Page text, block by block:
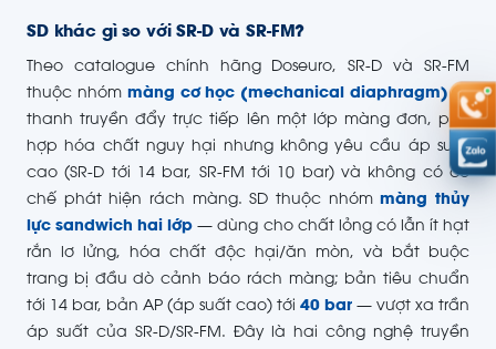
SD khác gì so với SR-D và SR-FM?
Theo catalogue chính hãng Doseuro, SR-D và SR-FM
thuộc nhóm màng cơ học (mechanical diaphragm)—
thanh truyền đẩy trực tiếp lên một lớp màng đơn, phù
hợp hóa chất nguy hại nhưng không yêu cầu áp suất
cao (SR-D tới 14 bar, SR-FM tới 10 bar) và không có cơ
chế phát hiện rách màng. SD thuộc nhómmàng thủy
lực sandwich hai lớp — dùng cho chất lỏng có lẫn ít hạt
rắn lơ lửng, hóa chất độc hại/ăn mòn, và bắt buộc
trang bị đầu dò cảnh báo rách màng; bản tiêu chuẩn
tới 14 bar, bản AP (áp suất cao) tới 40 bar — vượt xa trần
áp suất của SR-D/SR-FM. Đây là hai công nghệ truyền